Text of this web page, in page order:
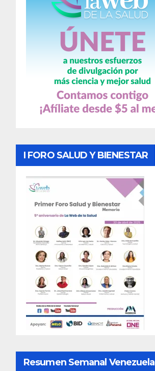
I FORO SALUD Y BIENESTAR
Resumen Semanal Venezuela